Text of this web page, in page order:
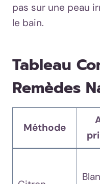
pas sur une peau
le bain.
Tableau
Remèdes
Méthode